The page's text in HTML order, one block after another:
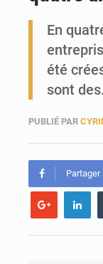
En
été
sont
PUBLIÉ PAR